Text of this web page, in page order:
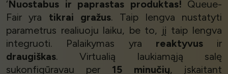
‘Nuostabus ir paprastas produktas! Queue-
Fair yra tikrai gražus. Taip lengva nustatyti
parametrus realiuoju laiku, be to, jį taip lengva
integruoti. Palaikymas yra reaktyvusir
draugiškas. Virtualią laukiamąją salę
sukonfigūravau per 15 minučių, įskaitant